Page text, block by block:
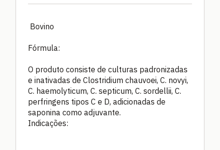
Bovino
Fórmula:
O produto consiste de culturas padronizadas
e inativadas de Clostridium chauvoei, C. novyi,
C. haemolyticum, C. septicum, C. sordellii, C.
perfringens tipos C e D, adicionadas de
saponina como adjuvante.
Indicações: